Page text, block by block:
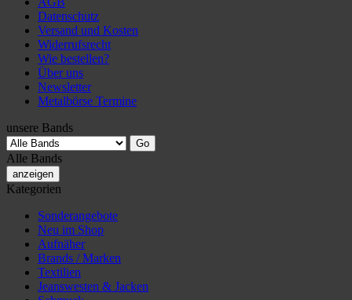
Datenschutz
Versand und Kosten
Widerrufsrecht
Wie bestellen?
Über uns
Newsletter
Metalbörse Termine
unsere Bands
Alle Bands
anzeigen
Kategorien
Sonderangebote
Neu im Shop
Aufnäher
Brands / Marken
Textilien
Jeanswesten & Jacken